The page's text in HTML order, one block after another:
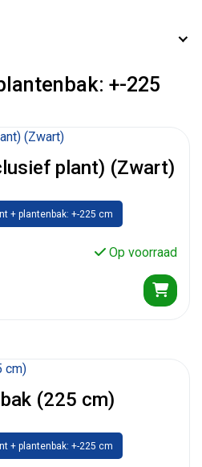
+-225
plant) (Zwart)
+ plantenbak: +-225 cm
Op voorraad
(225 cm)
+ plantenbak: +-225 cm